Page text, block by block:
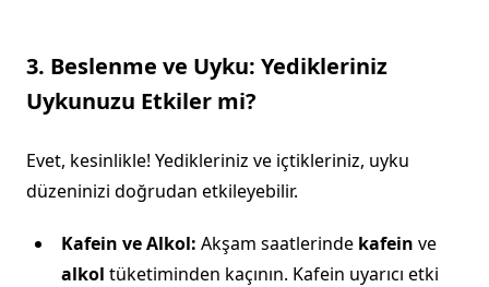
3. Beslenme ve Uyku: Yedikleriniz
Uykunuzu Etkiler mi?
Evet, kesinlikle! Yedikleriniz ve içtikleriniz, uyku
düzeninizi doğrudan etkileyebilir.
Kafein ve Alkol: Akşam saatlerinde kafein ve
alkol tüketiminden kaçının. Kafein uyarıcı etki